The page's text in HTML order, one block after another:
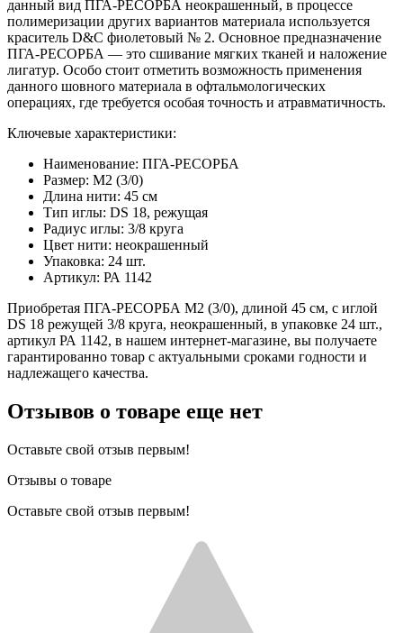
данный вид ПГА-РЕСОРБА неокрашенный, в процессе
полимеризации других вариантов материала используется
краситель D&C фиолетовый № 2. Основное предназначение
ПГА-РЕСОРБА — это сшивание мягких тканей и наложение
лигатур. Особо стоит отметить возможность применения
данного шовного материала в офтальмологических
операциях, где требуется особая точность и атравматичность.
Ключевые характеристики:
Наименование: ПГА-РЕСОРБА
Размер: М2 (3/0)
Длина нити: 45 см
Тип иглы: DS 18, режущая
Радиус иглы: 3/8 круга
Цвет нити: неокрашенный
Упаковка: 24 шт.
Артикул: РА 1142
Приобретая ПГА-РЕСОРБА М2 (3/0), длиной 45 см, с иглой
DS 18 режущей 3/8 круга, неокрашенный, в упаковке 24 шт.,
артикул РА 1142, в нашем интернет-магазине, вы получаете
гарантированно товар с актуальными сроками годности и
надлежащего качества.
Отзывов о товаре еще нет
Оставьте свой отзыв первым!
Отзывы о товаре
Оставьте свой отзыв первым!